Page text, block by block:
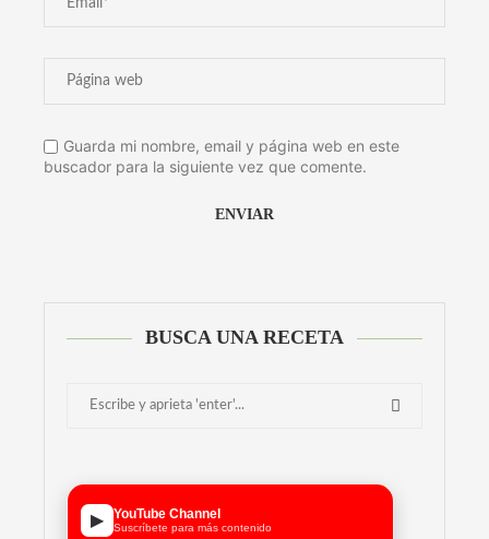
Guarda mi nombre, email y página web en este
buscador para la siguiente vez que comente.
BUSCA UNA RECETA
▶ YouTube Channel
Suscríbete para más contenido